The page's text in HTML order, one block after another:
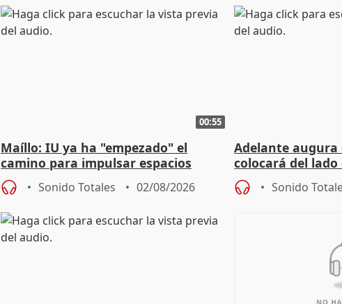
00:55
Maíllo: IU ya ha "empezado" el
camino para impulsar espacios
unitarios para las municipales
Sonido Totales 02/08/2026
Adelante augura
colocará del
iniciativas de la
Sonido